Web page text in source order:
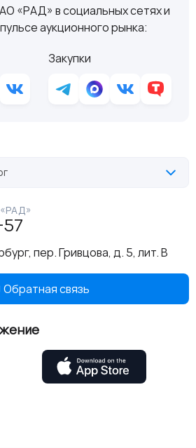
«РАД» в социальных сетях и
аукционного рынка:
Закупки
пер. Гривцова, д. 5, лит. В
Обратная связь